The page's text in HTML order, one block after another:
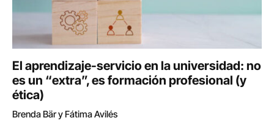
El aprendizaje-servicio en la universidad: no
es un “extra”, es formación profesional (y
ética)
Brenda Bär y Fátima Avilés